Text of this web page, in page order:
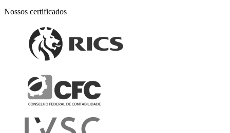
Nossos certificados